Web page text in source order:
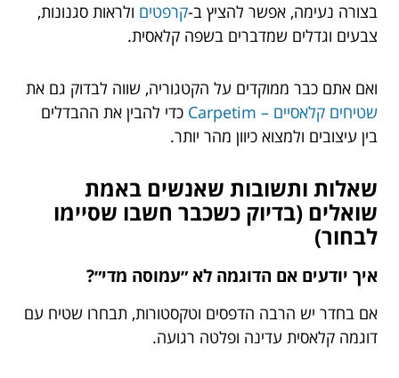
בצורה נעימה, אפשר להציץ ב-קרפטים ולראות סגנונות,
צבעים וגדלים שמדברים בשפה קלאסית.
ואם אתם כבר ממוקדים על הקטגוריה, שווה לבדוק גם את
שטיחים קלאסיים – Carpetim
כדי להבין את ההבדלים
בין עיצובים ולמצוא כיוון מהר יותר.
שאלות ותשובות שאנשים באמת
שואלים (בדיוק כשכבר חשבו שסיימו
לבחור)
איך יודעים אם הדוגמה לא ״עמוסה מדי״?
אם בחדר יש הרבה הדפסים וטקסטורות, תבחרו שטיח עם
דוגמה קלאסית עדינה ופלטה רגועה.